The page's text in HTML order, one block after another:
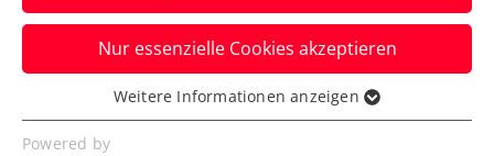
133 Burschen und Mädchen matchen sich
beim TC Telfs um die begehrten ÖTV-
Kategorie-1-Turniersiege.
Nur essenzielle Cookies akzeptieren
Essenziell
Essenzielle Cookies werden für grundlegende
Weitere Informationen anzeigen
Powered by